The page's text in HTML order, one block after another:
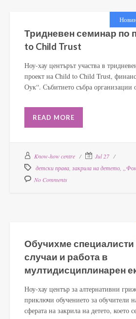
Тридневен семинар по
to Child Trust
Ноу-хау центърът участва в
проект на Child to Child Trust,
Оук“. Събитието събра организации
READ MORE
Know-how centre
Jul 27
детски права, закрила на детето,
No Comments
Обучихме специалисти
случаи и работа в
мултидисциплинарен
Ноу-хау център за алтернативни
приключи обучението за обучители
сферата на закрила на детето, което